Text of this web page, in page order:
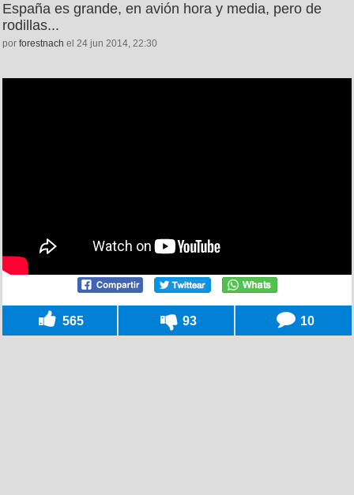
España es grande, en avión hora y media, pero de
rodillas...
por forestnach el 24 jun 2014, 22:30
565 93 10